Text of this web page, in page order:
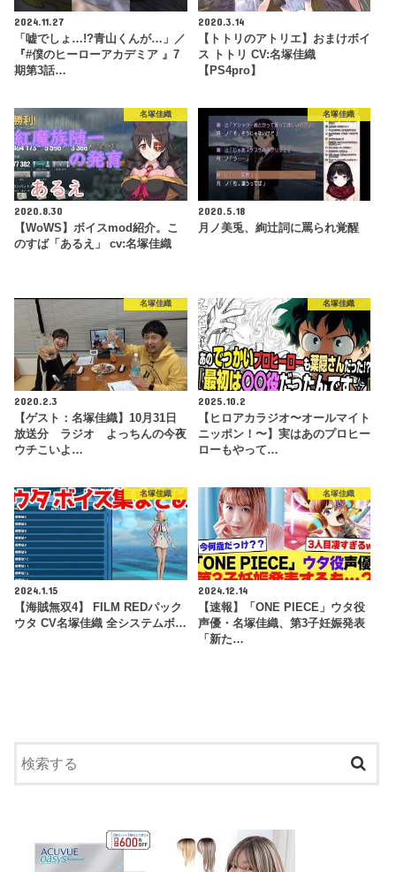
2024.11.27
「嘘でしょ…!?青山くんが…」／
『#僕のヒーローアカデミア 』7
期第3話…
2020.3.14
【トトリのアトリエ】おまけボイ
ス トトリ CV:名塚佳織
【PS4pro】
名塚佳織
2020.8.30
【WoWS】ボイスmod紹介。こ
のすば「あるえ」 cv:名塚佳織
名塚佳織
2020.5.18
月ノ美兎、絢辻詞に罵られ覚醒
名塚佳織
2020.2.3
【ゲスト：名塚佳織】10月31日
放送分 ラジオ よっちんの今夜
ウチこいよ…
名塚佳織
2025.10.2
【ヒロアカラジオ〜オールマイト
ニッポン！〜】実はあのプロヒー
ローもやって…
名塚佳織
2024.1.15
【海賊無双4】 FILM REDパック
ウタ CV名塚佳織 全システムボ…
名塚佳織
2024.12.14
【速報】「ONE PIECE」ウタ役
声優・名塚佳織、第3子妊娠発表
「新た…